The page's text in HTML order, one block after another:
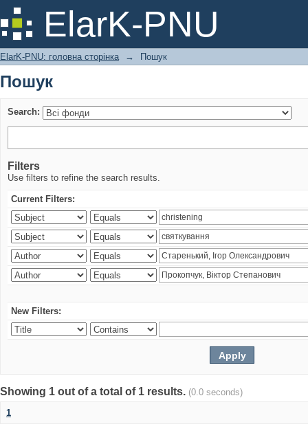
ElarK-PNU
Пошук
ElarK-PNU: головна сторінка → Пошук
Пошук
Search:
Filters
Use filters to refine the search results.
Current Filters:
New Filters:
Showing 1 out of a total of 1 results. (0.0 seconds)
1